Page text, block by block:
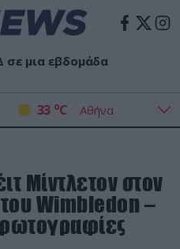
σε μια εβδομάδα
33 oC
Μίντλετον στον
Wimbledon –
φωτογραφίες